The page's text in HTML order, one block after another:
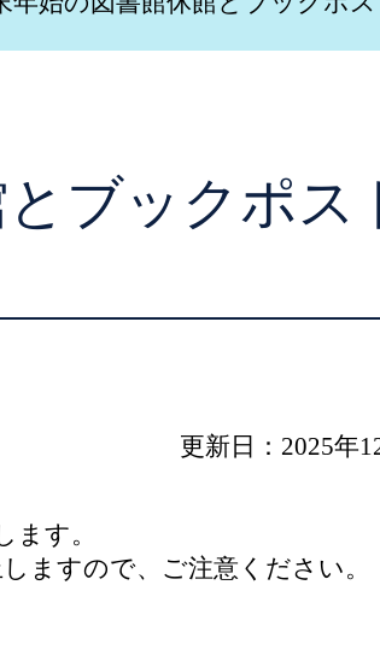
学校図書館支援サービス
好きなおはなしの絵の展示
阿知須図書館
ブックポス
更新日：2025年
ます。
ますので、ご注意ください。